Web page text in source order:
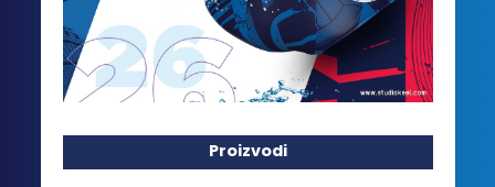
Proizvodi